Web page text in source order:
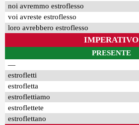
noi avremmo estroflesso
voi avreste estroflesso
loro avrebbero estroflesso
IMPERATIVO
PRESENTE
—
estrofletti
estrofletta
estroflettiamo
estroflettete
estroflettano